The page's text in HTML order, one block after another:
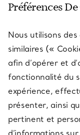
Préférences
Nous utilisons
similaires («
afin d’opérer et
fonctionnalité du
expérience,
présenter, ainsi
pertinent et
d’informations